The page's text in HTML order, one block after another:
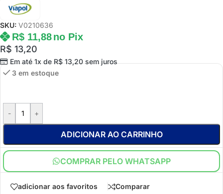
SKU: V0210636
R$ 13,20
Em até 1x deR$13,20sem juros
R$11,88 no Pix
3 em estoque
- +
ADICIONAR AO CARRINHO
COMPRAR PELO WHATSAPP
adicionar aos favoritos Comparar